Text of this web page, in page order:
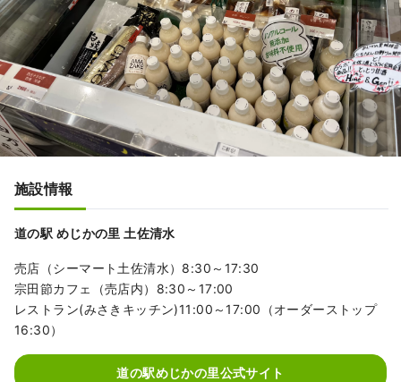
施設情報
道の駅 めじかの里 土佐清水
売店（シーマート土佐清水）8:30～17:30
宗田節カフェ（売店内）8:30～17:00
レストラン(みさきキッチン)11:00～17:00（オーダーストップ
16:30）
道の駅めじかの里公式サイト